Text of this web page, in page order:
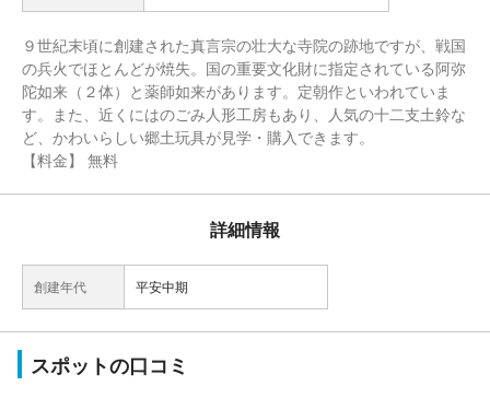
９世紀末頃に創建された真言宗の壮大な寺院の跡地ですが、戦国
の兵火でほとんどが焼失。国の重要文化財に指定されている阿弥
陀如来（２体）と薬師如来があります。定朝作といわれていま
す。また、近くにはのごみ人形工房もあり、人気の十二支土鈴な
ど、かわいらしい郷土玩具が見学・購入できます。
【料金】 無料
詳細情報
創建年代 平安中期
スポットの口コミ